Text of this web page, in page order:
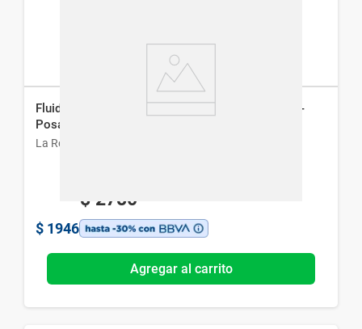
Fluido Dermolimpiador Desmaquillante La Roche-
Posay Toleriane x 200 ml
La Roche-Posay
$ 2780
$ 1946
Agregar al carrito